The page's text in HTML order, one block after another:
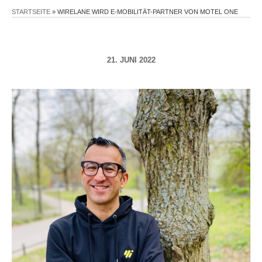
STARTSEITE » WIRELANE WIRD E-MOBILITÄT-PARTNER VON MOTEL ONE
21. JUNI 2022